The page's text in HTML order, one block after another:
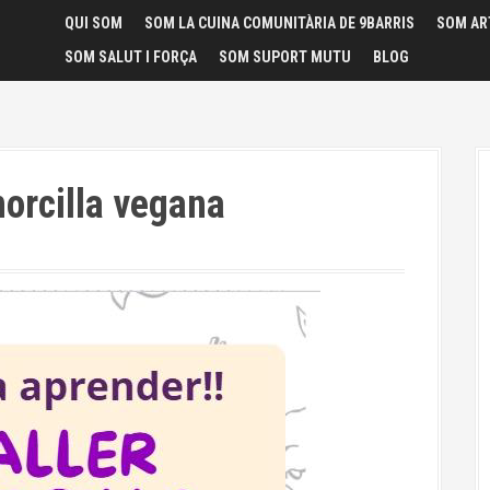
QUI SOM SOM LA CUINA COMUNITÀRIA DE 9BARRIS
SOM
SOM SALUT I FORÇA
SOM SUPORT MUTU BLOG
vegana